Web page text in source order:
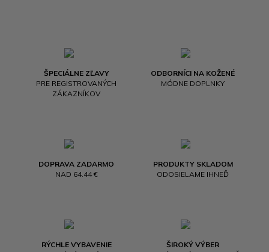
ŠPECIÁLNE ZĽAVY
PRE REGISTROVANÝCH
ZÁKAZNÍKOV
ODBORNÍCI NA KOŽENÉ
MÓDNE DOPLNKY
DOPRAVA ZADARMO
NAD 64.44 €
PRODUKTY SKLADOM
ODOSIELAME IHNEĎ
RÝCHLE VYBAVENIE
ŠIROKÝ VÝBER